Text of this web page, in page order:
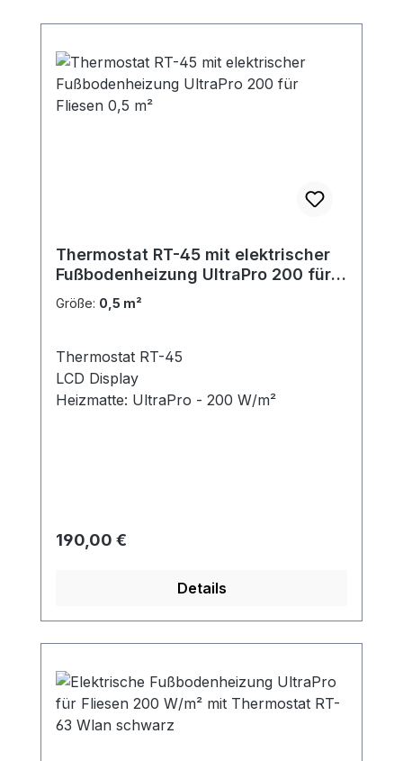
Thermostat RT-45 mit elektrischer
Fußbodenheizung UltraPro 200 für
Fliesen 0,5 m²
Größe: 0,5 m²
Thermostat RT-45
LCD Display
Heizmatte: UltraPro - 200 W/m²
Regulärer Preis:
190,00 €
Details